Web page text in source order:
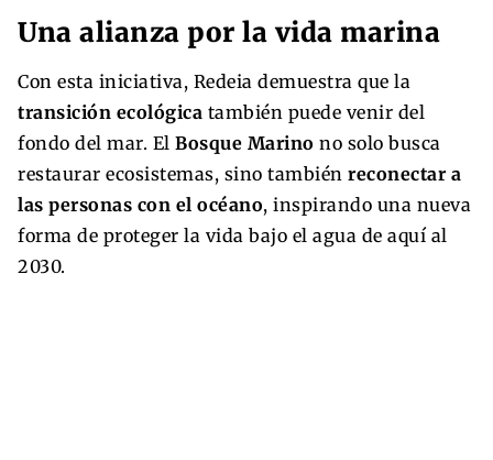
Una alianza por la vida marina
Con esta iniciativa, Redeia demuestra que la
transición ecológica también puede venir del
fondo del mar. El Bosque Marino no solo busca
restaurar ecosistemas, sino también reconectar a
las personas con el océano, inspirando una nueva
forma de proteger la vida bajo el agua de aquí al
2030.